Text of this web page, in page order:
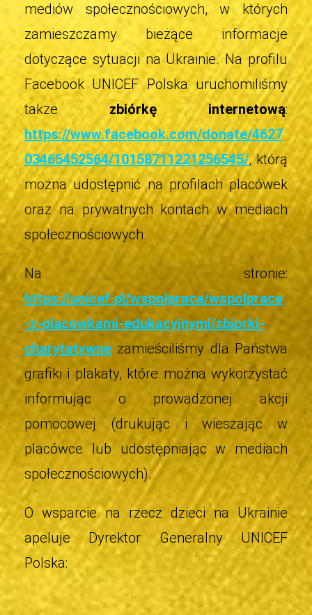
mediów społecznościowych, w których
zamieszczamy bieżące informacje
dotyczące sytuacji na Ukrainie. Na profilu
Facebook UNICEF Polska uruchomiliśmy
także zbiórkę internetową:
https://www.facebook.com/donate/4627
03465452564/10158711221256545/,którą
można udostępnić na profilach placówek
oraz na prywatnych kontach w mediach
społecznościowych.
Na stronie:
https://unicef.pl/wspolpraca/wspolpraca
-z-placowkami-edukacyjnymi/zbiorki-
charytatywne zamieściliśmy dla Państwa
grafiki i plakaty, które można wykorzystać
informując o prowadzonej akcji
pomocowej (drukując i wieszając w
placówce lub udostępniając w mediach
społecznościowych).
O wsparcie na rzecz dzieci na Ukrainie
apeluje Dyrektor Generalny UNICEF
Polska: